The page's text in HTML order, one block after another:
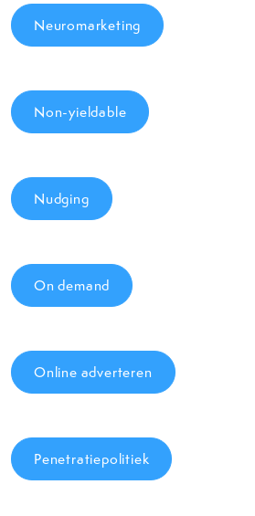
Neuromarketing
Non-yieldable
Nudging
On demand
Online adverteren
Penetratiepolitiek